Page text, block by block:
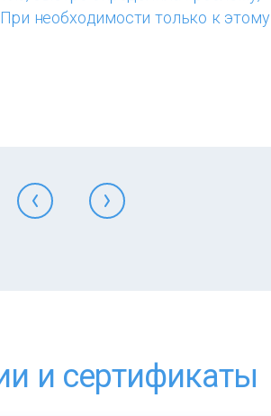
необходимости только к этому
и сертификаты